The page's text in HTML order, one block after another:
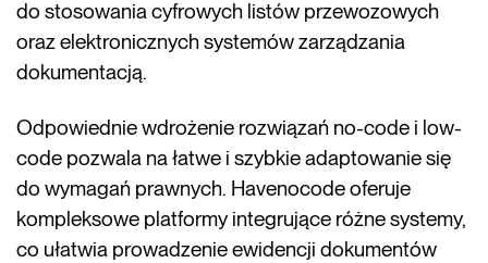
do stosowania cyfrowych listów przewozowych
oraz elektronicznych systemów zarządzania
dokumentacją.
Odpowiednie wdrożenie rozwiązań no-code i low-
code pozwala na łatwe i szybkie adaptowanie się
do wymagań prawnych. Havenocode oferuje
kompleksowe platformy integrujące różne systemy,
co ułatwia prowadzenie ewidencji dokumentów